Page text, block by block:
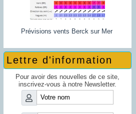
Prévisions vents Berck sur Mer
Lettre d'information
Pour avoir des nouvelles de ce site,
inscrivez-vous à notre Newsletter.